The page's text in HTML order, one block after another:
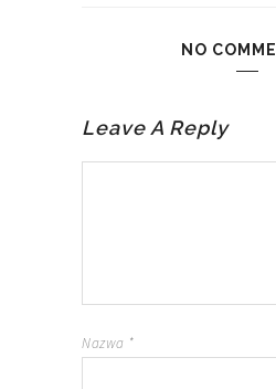
NO
Leave A Reply
Nazwa *